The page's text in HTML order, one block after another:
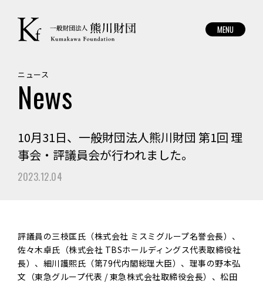
財
団
熊
川
財
団
ニュース
News
10月31日、一般財団法人熊川財団 第1回 理
事会・評議員会が行われました。
2023.12.04
評議員の三枝匡氏（株式会社 ミスミグループ名誉会長）、
佐々木卓氏（株式会社 TBSホールディングス代表取締役社
長）、細川護熙氏（第79代内閣総理大臣）、理事の野本弘
文（東急グループ代表 / 東急株式会社取締役会長）、松田